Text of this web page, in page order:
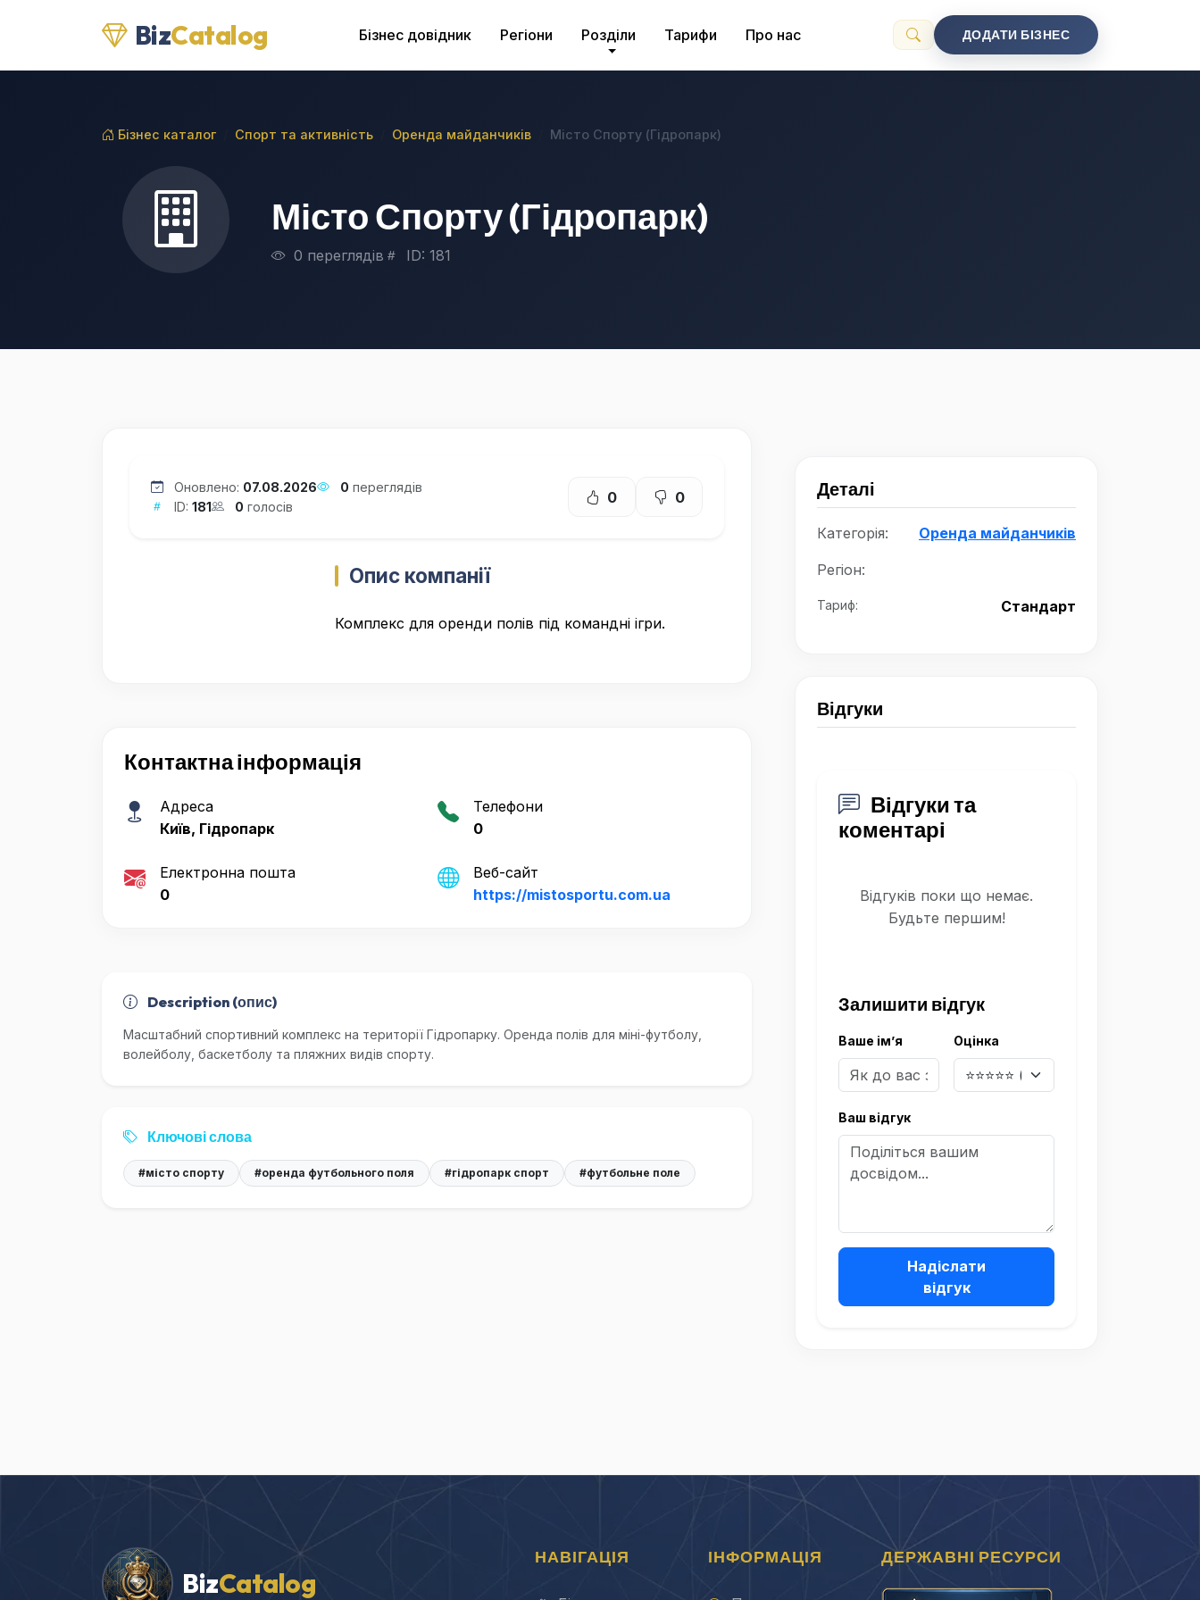
BizCatalog Бізнес довідник Регіони Розділи Тарифи Про нас ДОДАТИ БІЗНЕС
Бізнес каталог Спорт та активність Оренда майданчиків Місто Спорту (Гідропарк)
Місто Спорту (Гідропарк)
0 переглядів ID: 181
Оновлено: 07.08.2026 0 переглядів
ID: 181 0 голосів
0 0
Опис компанії
Комплекс для оренди полів під командні ігри.
Контактна інформація
Адреса
Київ, Гідропарк
Телефони
0
Електронна пошта
0
Веб-сайт
https://mistosportu.com.ua
Description (опис)
Масштабний спортивний комплекс на території Гідропарку. Оренда полів для міні-футболу,
волейболу, баскетболу та пляжних видів спорту.
Ключові слова
#місто спорту #оренда футбольного поля #гідропарк спорт #футбольне поле
Деталі
Категорія: Оренда майданчиків
Регіон:
Тариф: Стандарт
Відгуки
Відгуки та
коментарі
Відгуків поки що немає.
Будьте першим!
Залишити відгук
Ваше ім’я Оцінка
Ваш відгук
Надіслати
відгук
BizCatalog
НАВІГАЦІЯ ІНФОРМАЦІЯ ДЕРЖАВНІ РЕСУРСИ